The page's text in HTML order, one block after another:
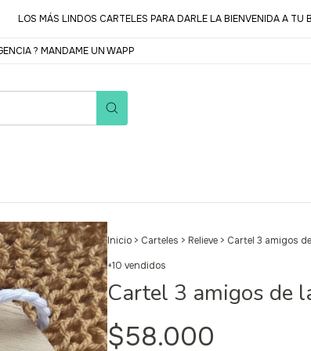
MÁS LINDOS CARTELES PARA DARLE LA BIENVENIDA A TU BEBÉ
? MANDAME UN WAPP
Inicio > Carteles > Relieve > Cartel 3 amigos
+10 vendidos
Cartel 3 amigos de
$58.000